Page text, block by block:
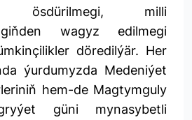
ösdürilmegi, milli
wagyz edilmegi
döredilýär. Her
ýurdumyzda Medeniýet
hem-de Magtymguly
güni mynasybetli